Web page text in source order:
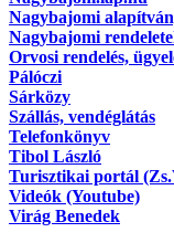
Nagybajomi
Nagybajomi
Orvosi rendelés,
Pálóczi
Sárközy
Szállás, vendéglátás
Telefonkönyv
Tibol László
Turisztikai portál
Videók (Youtube)
Virág Benedek